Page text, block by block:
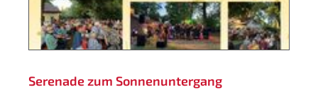
Serenade zum Sonnenuntergang